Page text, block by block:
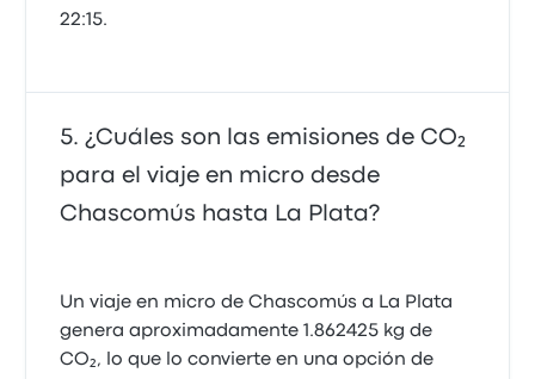
22:15.
¿Cuáles son las emisiones de CO₂
para el viaje en micro desde
Chascomús hasta La Plata?
Un viaje en micro de Chascomús a La Plata
genera aproximadamente 1.862425 kg de
CO₂, lo que lo convierte en una opción de